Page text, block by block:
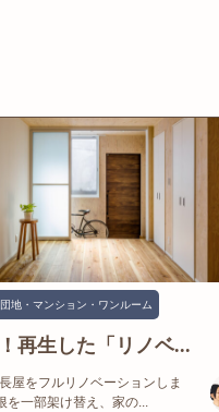
団地・マンション・ワンルーム
再生した「リノベ...
屋をフルリノベーションしま
を一部架け替え、家の...